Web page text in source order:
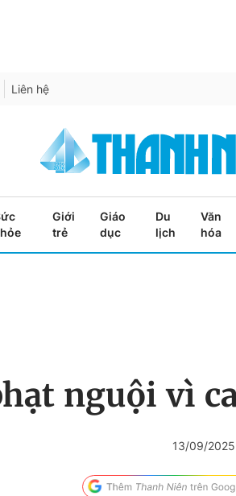
Liên hệ
Giới
trẻ
Giáo
dục
Du
lịch
Văn
hóa
nguội vì
13/09/